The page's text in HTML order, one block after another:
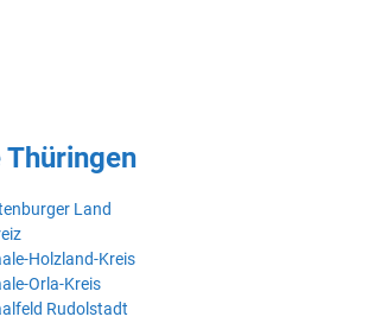
Land
Holzland-Kreis
Orla-Kreis
Rudolstadt